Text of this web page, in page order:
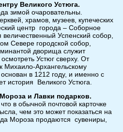
Великого Устюга.
зимой очаровательны.
храмов, музеев, купеческих
центр города – Соборное
Успенский собор,
Севере городской собор,
дворища служит
Устюг сверху. От
Архангельскому
в 1212 году, и именно с
история Великого Устюга.
и Лавки подарков.
в обычной почтовой карточке
чем это может показаться на
Мороза продаются сувениры,